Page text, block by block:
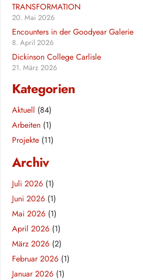
TRANSFORMATION
20. Mai 2026
Encounters in der Goodyear Galerie
8. April 2026
Dickinson College Carlisle
21. März 2026
Kategorien
Aktuell (84)
Arbeiten (1)
Projekte (11)
Archiv
Juli 2026 (1)
Juni 2026 (1)
Mai 2026 (1)
April 2026 (1)
März 2026 (2)
Februar 2026 (1)
Januar 2026 (1)